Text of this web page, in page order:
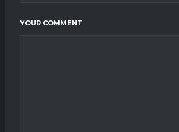
YOUR COMMENT